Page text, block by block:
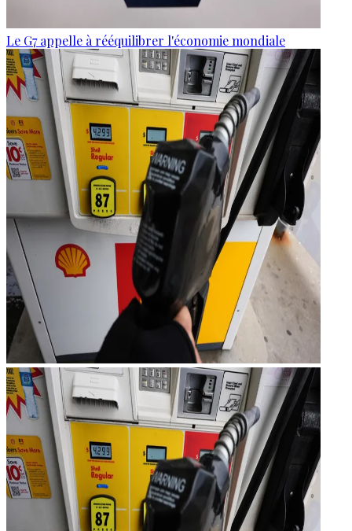
Le G7 appelle à rééquilibrer l'économie mondiale